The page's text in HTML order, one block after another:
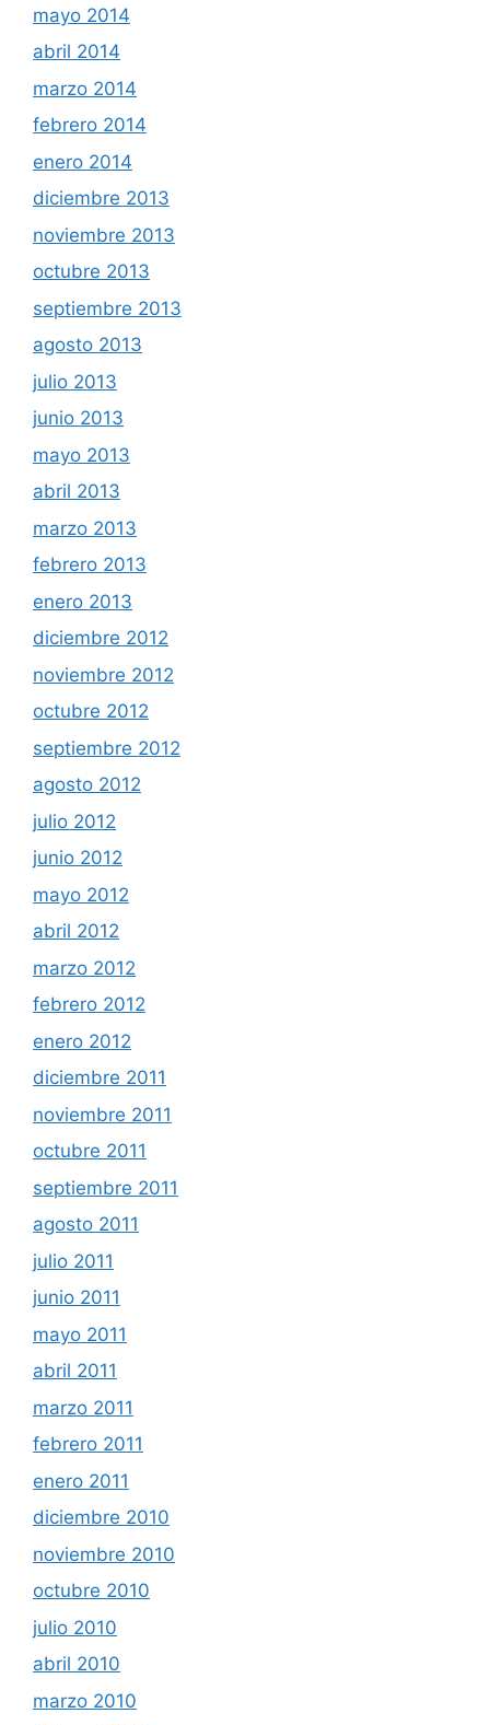
mayo 2014
abril 2014
marzo 2014
febrero 2014
enero 2014
diciembre 2013
noviembre 2013
octubre 2013
septiembre 2013
agosto 2013
julio 2013
junio 2013
mayo 2013
abril 2013
marzo 2013
febrero 2013
enero 2013
diciembre 2012
noviembre 2012
octubre 2012
septiembre 2012
agosto 2012
julio 2012
junio 2012
mayo 2012
abril 2012
marzo 2012
febrero 2012
enero 2012
diciembre 2011
noviembre 2011
octubre 2011
septiembre 2011
agosto 2011
julio 2011
junio 2011
mayo 2011
abril 2011
marzo 2011
febrero 2011
enero 2011
diciembre 2010
noviembre 2010
octubre 2010
julio 2010
abril 2010
marzo 2010